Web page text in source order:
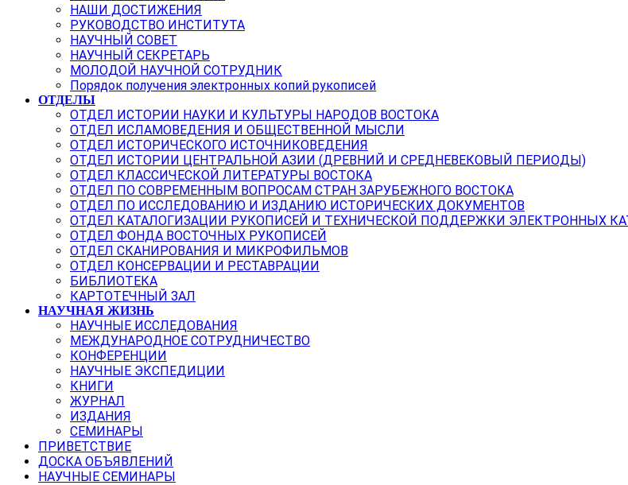
НАШИ ДОСТИЖЕНИЯ
РУКОВОДСТВО ИНСТИТУТА
НАУЧНЫЙ СОВЕТ
НАУЧНЫЙ СЕКРЕТАРЬ
МОЛОДОЙ НАУЧНОЙ СОТРУДНИК
Порядок получения электронных копий рукописей
ОТДЕЛЫ
ОТДЕЛ ИСТОРИИ НАУКИ И КУЛЬТУРЫ НАРОДОВ ВОСТОКА
ОТДЕЛ ИСЛАМОВЕДЕНИЯ И ОБЩЕСТВЕННОЙ МЫСЛИ
ОТДЕЛ ИСТОРИЧЕСКОГО ИСТОЧНИКОВЕДЕНИЯ
ОТДЕЛ ИСТОРИИ ЦЕНТРАЛЬНОЙ АЗИИ (ДРЕВНИЙ И СРЕДНЕВЕКОВЫЙ ПЕРИОДЫ)
ОТДЕЛ КЛАССИЧЕСКОЙ ЛИТЕРАТУРЫ ВОСТОКА
ОТДЕЛ ПО СОВРЕМЕННЫМ ВОПРОСАМ СТРАН ЗАРУБЕЖНОГО ВОСТОКА
ОТДЕЛ ПО ИССЛЕДОВАНИЮ И ИЗДАНИЮ ИСТОРИЧЕСКИХ ДОКУМЕНТОВ
ОТДЕЛ КАТАЛОГИЗАЦИИ РУКОПИСЕЙ И ТЕХНИЧЕСКОЙ ПОДДЕРЖКИ ЭЛЕКТРОННЫХ
ОТДЕЛ ФОНДА ВОСТОЧНЫХ РУКОПИСЕЙ
ОТДЕЛ СКАНИРОВАНИЯ И МИКРОФИЛЬМОВ
ОТДЕЛ КОНСЕРВАЦИИ И РЕСТАВРАЦИИ
БИБЛИОТЕКА
КАРТОТЕЧНЫЙ ЗАЛ
НАУЧНАЯ ЖИЗНЬ
НАУЧНЫЕ ИССЛЕДОВАНИЯ
МЕЖДУНАРОДНОЕ СОТРУДНИЧЕСТВО
КОНФЕРЕНЦИИ
НАУЧНЫЕ ЭКСПЕДИЦИИ
КНИГИ
ЖУРНАЛ
ИЗДАНИЯ
СЕМИНАРЫ
ПРИВЕТСТВИЕ
ДОСКА ОБЪЯВЛЕНИЙ
НАУЧНЫЕ СЕМИНАРЫ